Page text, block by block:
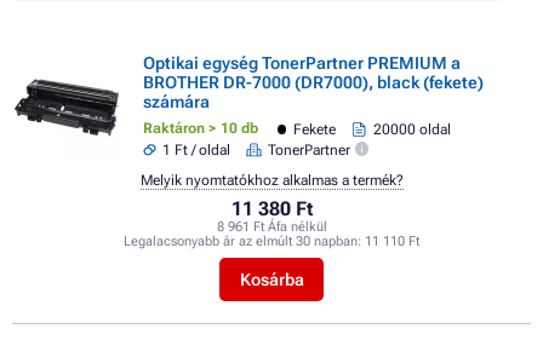
Optikai egység TonerPartner PREMIUM a
BROTHER DR-7000 (DR7000), black (fekete)
számára
Raktáron > 10 db Fekete
20000 oldal
1 Ft / oldal
TonerPartner
11 380 Ft
8 961 Ft Áfa nélkül
Legalacsonyabb ár az elmúlt 30 napban: 11 110 Ft
Kosárba
Melyik nyomtatókhoz alkalmas a termék?